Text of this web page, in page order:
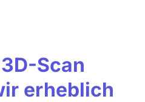
Scan
erheblich